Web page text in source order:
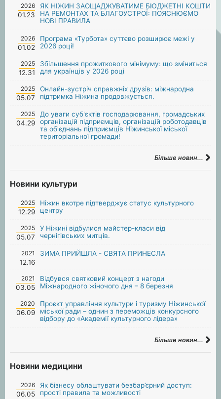
2026
01.23
ЯК НІЖИН ЗАОЩАДЖУВАТИМЕ БЮДЖЕТНІ КОШТИ
НА РЕМОНТАХ ТА БЛАГОУСТРОЇ: ПОЯСНЮЄМО
НОВІ ПРАВИЛА
2026
01.02
Програма «Турбота» суттєво розширює межі у
2026 році!
2025
12.31
Збільшення прожиткового мінімуму: що зміниться
для українців у 2026 році
2025
05.07
Онлайн-зустріч справжніх друзів: міжнародна
підтримка Ніжина продовжується.
2025
04.29
До уваги суб'єктів господарювання, громадських
організацій підприємців, організацій роботодавців
та об'єднань підприємців Ніжинської міської
територіальної громади!
Більше новин...
Новини культури
2025
12.29
Ніжин вкотре підтверджує статус культурного
центру
2025
05.07
У Ніжині відбулися майстер-класи від
чернігівських митців.
2021
12.16
ЗИМА ПРИЙШЛА - СВЯТА ПРИНЕСЛА
2021
03.05
Відбувся святковий концерт з нагоди
Міжнародного жіночого дня – 8 березня
2020
06.09
Проєкт управління культури і туризму Ніжинської
міської ради – однин з переможців конкурсного
відбору до «Академії культурного лідера»
Більше новин...
Новини медицини
2026
06.05
Як бізнесу облаштувати безбар’єрний доступ:
прості правила та можливості